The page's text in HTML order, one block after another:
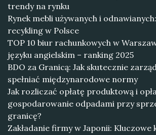
trendy na rynku
Rynek mebli używanych i
recykling w Polsce
TOP 10 biur rachunkowych w
języku angielskim – ranking 2025
BDO za Granicą: Jak skutecznie
spełniać międzynarodowe normy
Jak rozliczać opłatę produktową i
gospodarowanie odpadami przy
granicę?
Zakładanie firmy w Japonii: Kluczowe